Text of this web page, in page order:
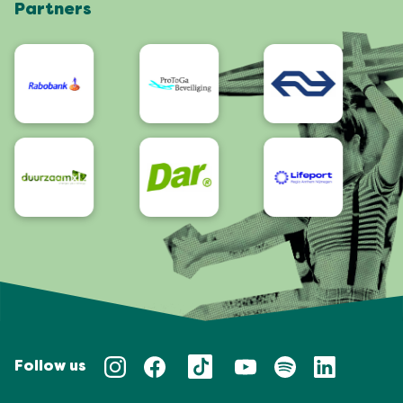
App
Bereikbaarheid/Toegankelijkheid
Partners
Follow us